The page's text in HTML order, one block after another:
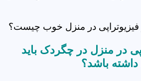
در منزل خوب چیست؟
در منزل در چگردک باید
باشد؟